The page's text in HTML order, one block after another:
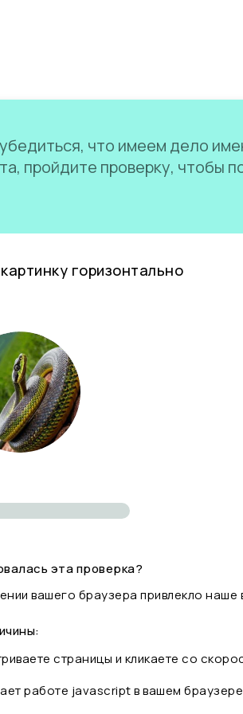
что имеем дело
пройдите проверку, чтобы
горизонтально
эта проверка?
вашего браузера привлекло наше
страницы и кликаете со
работе javascript в вашем браузере